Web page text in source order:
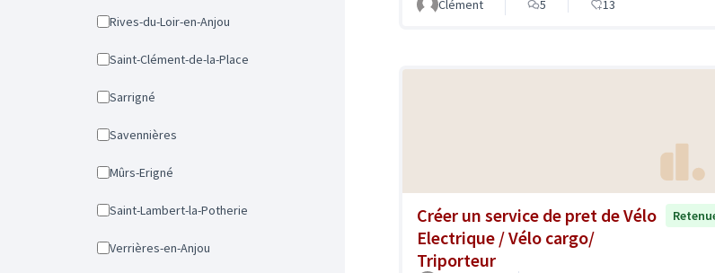
Rives-du-Loir-en-Anjou
Saint-Clément-de-la-Place
Sarrigné
Savennières
Mûrs-Erigné
Saint-Lambert-la-Potherie
Verrières-en-Anjou
Clément 5 13
Créer un service de pret de Vélo
Electrique / Vélo cargo/
Triporteur